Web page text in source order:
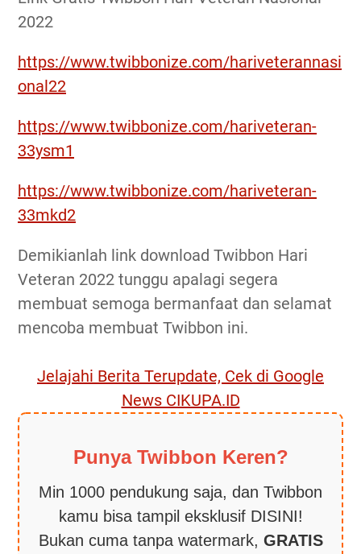
2022
https://www.twibbonize.com/hariveterannasi
onal22
https://www.twibbonize.com/hariveteran-
33ysm1
https://www.twibbonize.com/hariveteran-
33mkd2
Demikianlah link download Twibbon Hari
Veteran 2022 tunggu apalagi segera
membuat semoga bermanfaat dan selamat
mencoba membuat Twibbon ini.
Jelajahi Berita Terupdate, Cek di Google
News CIKUPA.ID
Punya Twibbon Keren?
Min 1000 pendukung saja, dan Twibbon
kamu bisa tampil eksklusif DISINI!
Bukan cuma tanpa watermark, GRATIS